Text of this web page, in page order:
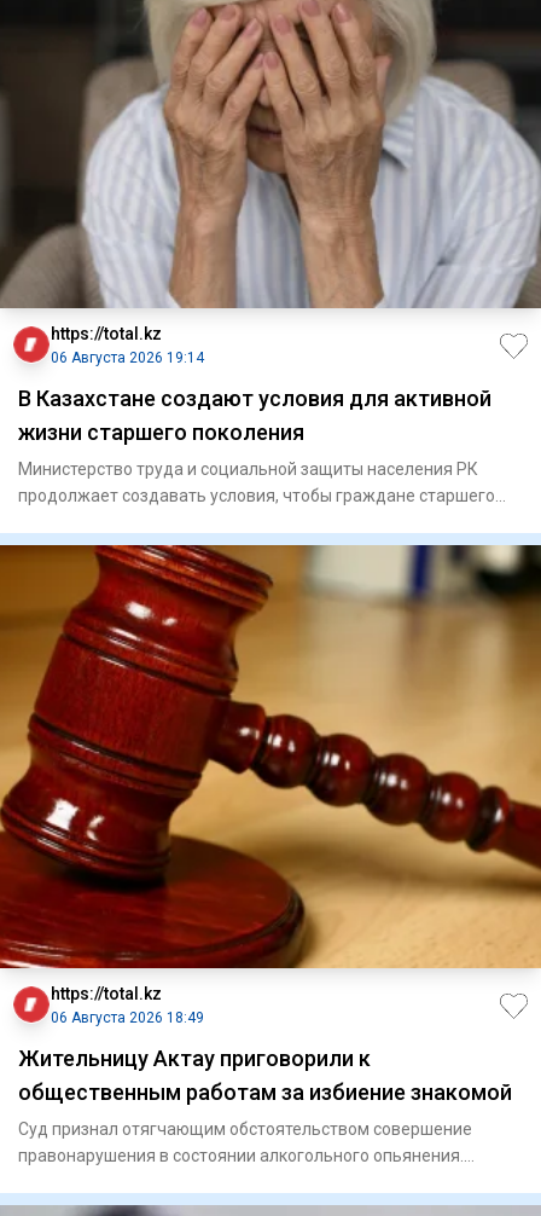
https://total.kz
06 Августа 2026 19:14
В Казахстане создают условия для активной
жизни старшего поколения
Министерство труда и социальной защиты населения РК
продолжает создавать условия, чтобы граждане старшего
https://total.kz
06 Августа 2026 18:49
Жительницу Актау приговорили к
общественным работам за избиение знакомой
Суд признал отягчающим обстоятельством совершение
правонарушения в состоянии алкогольного опьянения.